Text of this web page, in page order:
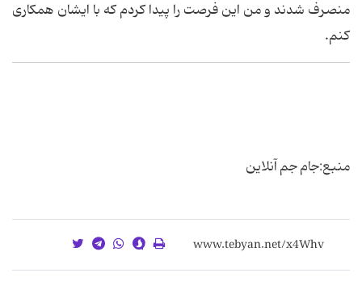
منصرف شدند و من این فرصت را پیدا کردم که با ایشان همکاری
کنم.
منبع:جام جم آنلاین